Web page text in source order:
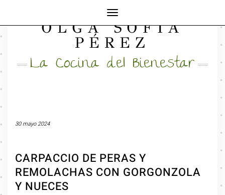
FACEBOOK
INSTAGRAM
MAIL
OLGA SOFÍA
PÉREZ
La Cocina del Bienestar
Cambiar
modo
de
navegación
30 mayo 2024
CARPACCIO DE PERAS Y
REMOLACHAS CON GORGONZOLA
Y NUECES